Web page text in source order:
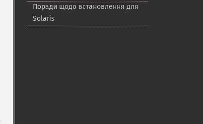
Поради щодо встановлення для
Solaris